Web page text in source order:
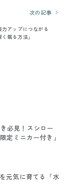
次の記事
力アップにつながる
く眠る方法」
必見！スシロー
定ミニカー付き」
元気に育てる「水